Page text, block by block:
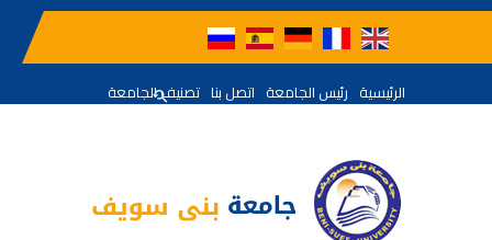
الرئيسية رئيس الجامعة اتصل بنا تصنيف الجامعة